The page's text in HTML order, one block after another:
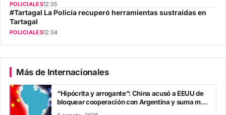
POLICIALES12:35
#Tartagal La Policía recuperó herramientas sustraídas en
Tartagal
POLICIALES12:34
Más de Internacionales
“Hipócrita y arrogante”: China acusó a EEUU de
bloquear cooperación con Argentina y suma mas